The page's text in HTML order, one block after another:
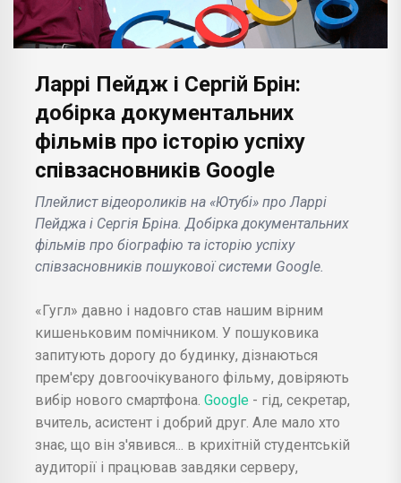
Ларрі Пейдж і Сергій Брін:
добірка документальних
фільмів про історію успіху
співзасновників Google
Плейлист відеороликів на «Ютубі» про Ларрі
Пейджа і Сергія Бріна. Добірка документальних
фільмів про біографію та історію успіху
співзасновників пошукової системи Google.
«Гугл» давно і надовго став нашим вірним
кишеньковим помічником. У пошуковика
запитують дорогу до будинку, дізнаються
прем'єру довгоочікуваного фільму, довіряють
вибір нового смартфона. Google - гід, секретар,
вчитель, асистент і добрий друг. Але мало хто
знає, що він з'явився... в крихітній студентській
аудиторії і працював завдяки серверу,